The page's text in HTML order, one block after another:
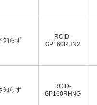
知らず
RCID-
GP160RHN2
知らず
RCID-
GP160RHNG